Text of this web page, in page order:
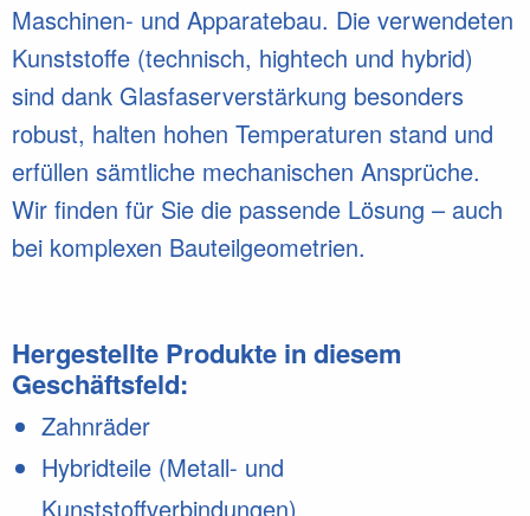
Maschinen- und Apparatebau. Die verwendeten
Kunststoffe (technisch, hightech und hybrid)
sind dank Glasfaserverstärkung besonders
robust, halten hohen Temperaturen stand und
erfüllen sämtliche mechanischen Ansprüche.
Wir finden für Sie die passende Lösung – auch
bei komplexen Bauteilgeometrien.
Hergestellte Produkte in diesem
Geschäftsfeld:
Zahnräder
Hybridteile (Metall- und
Kunststoffverbindungen)